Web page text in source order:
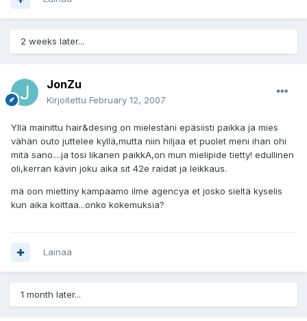
2 weeks later...
JonZu
Kirjoitettu February 12, 2007
Yllä mainittu hair&desing on mielestäni epäsiisti paikka ja mies
vähän outo juttelee kyllä,mutta niin hiljaa et puolet meni ihan ohi
mitä sano....ja tosi likanen paikkA,on mun mielipide tietty! edullinen
oli,kerran kävin joku aika sit 42e raidat ja leikkaus.
mä oon miettiny kampaamo ilme agencya et josko sieltä kyselis
kun aika koittaa...onko kokemuksia?
Lainaa
1 month later...